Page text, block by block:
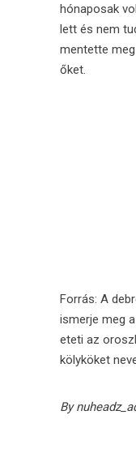
hónaposak
lett és nem
mentette
őket.
Forrás: A
ismerje meg
eteti az
kölyköket
By